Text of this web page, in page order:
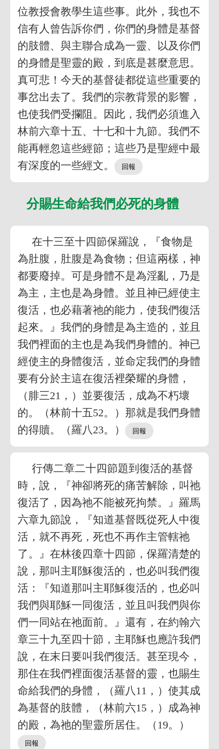
位教授會教學生這些事。此外，我也不
信有人曾告訴你們，你們的身體是基督
的肢體、與主聯合成為一靈、以及你們
的身體是聖靈的殿，到底是甚麼意思。
真可悲！今天的基督徒都從這些重要的
事岔出去了。我們的宗教背景的影響，
也使我們受攔阻。因此，我們必須進入
林前六章十五、十七和十九節。我們不
能再輕忽這些經節；這些乃是聖經中最
有深度的一些經文。
分賜生命給我們必死的身體
在十三至十四節保羅說，『食物是
為肚腹，肚腹是為食物；但這兩樣，神
都要廢掉。可是身體不是為淫亂，乃是
為主，主也是為身體。並且神已經使主
復活，也必藉著祂的能力，使我們復活
起來。』我們的身體是為主造的，並且
我們裡面的主也是為我們身體的。神已
經使主的身體復活，並命定我們的身體
要有分於主這在復活裡榮耀的身體，
（腓三21，）並要復活，成為不朽壞
的。（林前十五52。）那就是我們身體
的得贖。（羅八23。）
行傳二章二十四節題到復活的基督
時，說，『神卻將死的痛苦解除，叫祂
復活了，因為祂不能被死拘禁。』羅馬
六章九節說，『知道基督既從死人中復
活，就不再死，死也不再作主管轄祂
了。』在林後四章十四節，保羅清楚的
說，那叫主耶穌復活的，也必叫我們復
活：『知道那叫主耶穌復活的，也必叫
我們與耶穌一同復活，並且叫我們與你
們一同站在祂面前。』還有，在約翰六
章三十九至四十節，主耶穌也應許我們
說，在末日要叫我們復活。甚至現今，
那住在我們裡面復活基督的靈，也賜生
命給我們的身體，（羅八11，）使其成
為基督的肢體，（林前六15，）成為神
的殿，為祂的聖靈所居住。（19。）